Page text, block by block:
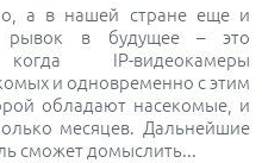
а в нашей стране еще и
рывок в будущее – это
когда IP-видеокамеры
и одновременно с этим
обладают насекомые, и
месяцев. Дальнейшие
сможет домыслить...